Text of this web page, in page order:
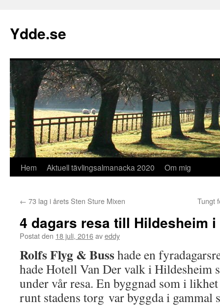
innehåll
Ydde.se
Hem Aktuell tävlingsalmanacka 2020 Om mig
← 73 lag i årets Sten Sture Mixen Tungt
4 dagars resa till Hildesheim
Postat den 18 juli, 2016aveddy
Rolfs Flyg & Busshade en
hade Hotell Van Der valk i Hildesheim
under vår resa. En byggnad som i
runt stadens torg var byggda i gammal